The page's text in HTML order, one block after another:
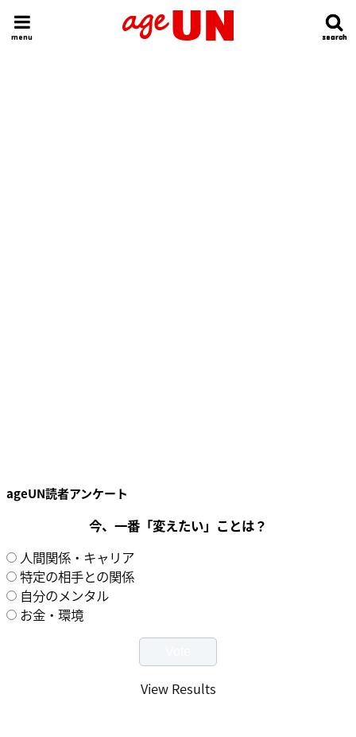
search
search
menu
HOME 今日の運勢ランキング 明日の運勢ランキング 今週の運勢
ageUN読者アンケート
今、一番「変えたい」ことは？
人間関係・キャリア
特定の相手との関係
自分のメンタル
お金・環境
View Results